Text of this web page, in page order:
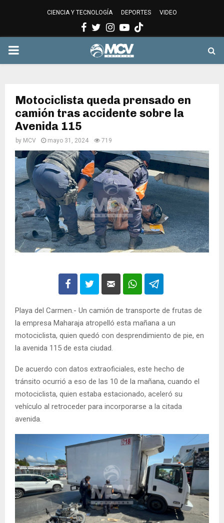
CIENCIA Y TECNOLOGÍA DEPORTES VIDEO
Facebook
Twitter
Instagram
Youtube
PRIMARY
Motociclista queda prensado en
camión tras accidente sobre la
Avenida 115
by MCV mayo 31, 2024 719
Playa del Carmen.- Un camión de transporte de frutas de
la empresa Maharaja atropelló esta mañana a un
motociclista, quien quedó con desprendimiento de pie, en
la avenida 115 de esta ciudad.
De acuerdo con datos extraoficiales, este hecho de
tránsito ocurrió a eso de las 10 de la mañana, cuando el
motociclista, quien estaba estacionado, aceleró su
vehículo al retroceder para incorporarse a la citada
avenida.